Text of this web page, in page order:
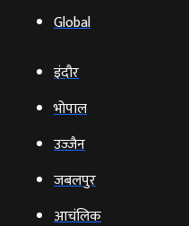
Global
इंदौर
भोपाल
उज्‍जैन
जबलपुर
आचंलिक